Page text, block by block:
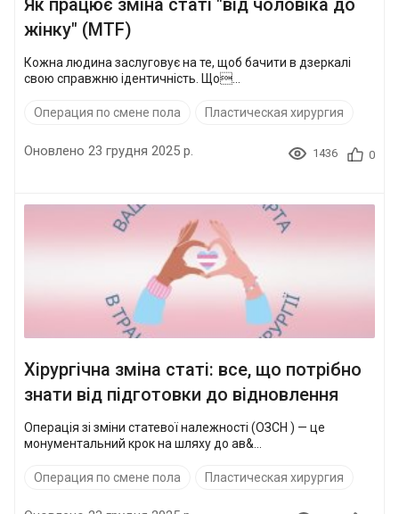
Як працює зміна статі "від чоловіка до
жінку" (MTF)
Кожна людина заслуговує на те, щоб бачити в дзеркалі
свою справжню ідентичність. Що...
Операция по смене пола Пластическая хирургия
Оновлено 23 грудня 2025 р. 1436 0
Хірургічна зміна статі: все, що потрібно
знати від підготовки до відновлення
Операція зі зміни статевої належності (ОЗСН ) — це
монументальний крок на шляху до ав&...
Операция по смене пола Пластическая хирургия